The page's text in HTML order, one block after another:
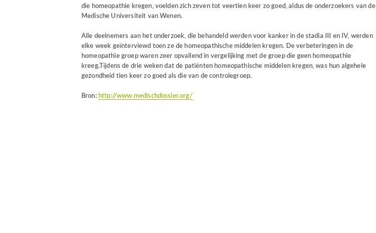
die homeopathie kregen, voelden zich zeven tot veertien keer zo goed, aldus de onderzoekers van de
Medische Universiteit van Wenen.
Alle deelnemers aan het onderzoek, die behandeld werden voor kanker in de stadia III en IV, werden
elke week geïnterviewd toen ze de homeopathische middelen kregen. De verbeteringen in de
homeopathie groep waren zeer opvallend in vergelijking met de groep die geen homeopathie
kreeg.Tijdens de drie weken dat de patiënten homeopathische middelen kregen, was hun algehele
gezondheid tien keer zo goed als die van de controlegroep.
Bron:http://www.medischdossier.org/